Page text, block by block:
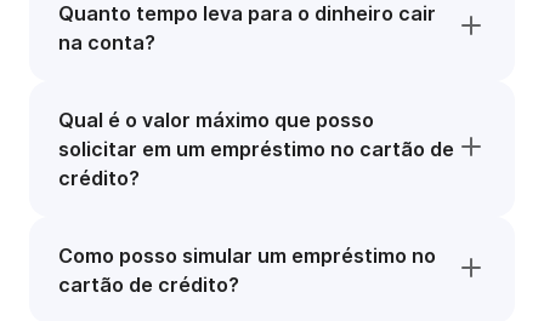
Quanto tempo leva para o dinheiro cair
na conta?
Qual é o valor máximo que posso
solicitar em um empréstimo no cartão de
crédito?
Como posso simular um empréstimo no
cartão de crédito?